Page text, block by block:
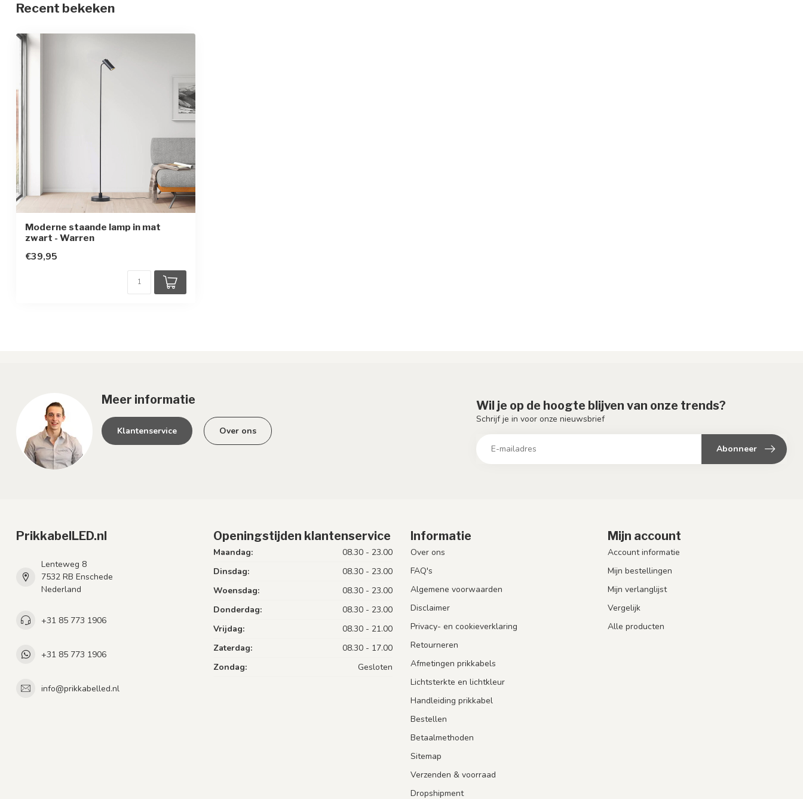
Materiaal
Afmetingen
Beschermingsgraad
Sensor
Recent bekeken
Moderne staande lamp in mat
zwart - Warren
€39,95
Meer informatie
Klantenservice Over ons
Wil je op de hoogte blijven van onze trends?
Schrijf je in voor onze nieuwsbrief
Abonneer
PrikkabelLED.nl
Lenteweg 8
7532 RB Enschede
Nederland
+31 85 773 1906
+31 85 773 1906
info@prikkabelled.nl
Openingstijden klantenservice
Maandag:
08.30 - 23.00
Dinsdag:
08.30 - 23.00
Woensdag:
08.30 - 23.00
Donderdag:
08.30 - 23.00
Vrijdag:
08.30 - 21.00
Zaterdag:
08.30 - 17.00
Zondag:
Gesloten
Informatie
Over ons
FAQ's
Algemene voorwaarden
Disclaimer
Privacy- en cookieverklaring
Retourneren
Afmetingen prikkabels
Lichtsterkte en lichtkleur
Handleiding prikkabel
Bestellen
Betaalmethoden
Sitemap
Verzenden & voorraad
Dropshipment
Mijn account
Account informatie
Mijn bestellingen
Mijn verlanglijst
Vergelijk
Alle producten